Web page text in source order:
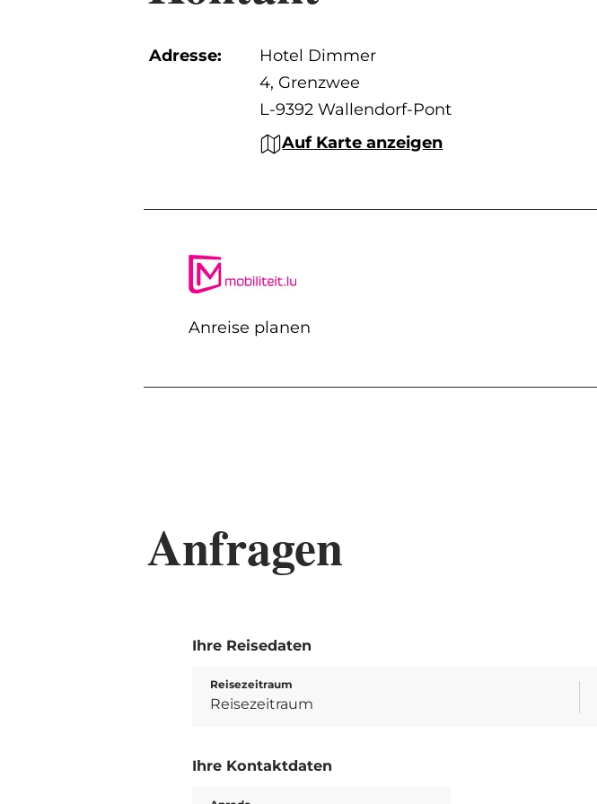
Adresse:
Hotel Dimmer
4, Grenzwee
L-9392 Wallendorf-Pont
Auf Karte anzeigen
Anreise planen
Anfragen
Ihre Reisedaten
Reisezeitraum
Ihre Kontaktdaten